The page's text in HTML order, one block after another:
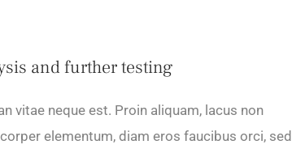
and further testing
vitae neque est. Proin aliquam, lacus non
elementum, diam eros faucibus orci, sed